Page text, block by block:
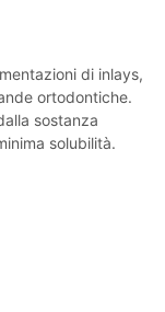
di inlays,
ortodontiche.
sostanza
solubilità.